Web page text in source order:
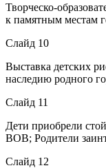
Творческо-
к памятным местам
Слайд 10
Выставка детских
наследию родного
Слайд 11
Дети приобрели
ВОВ; Родители
Слайд 12